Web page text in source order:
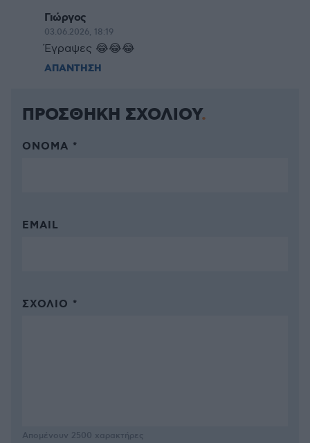
Γιώργος
03.06.2026, 18:19
Έγραψες 😂😂😂
ΑΠΑΝΤΗΣΗ
ΠΡΟΣΘΗΚΗ ΣΧΟΛΙΟΥ
ΌΝΟΜΑ *
EMAIL
ΣΧΌΛΙΟ *
Απομένουν 2500 χαρακτήρες